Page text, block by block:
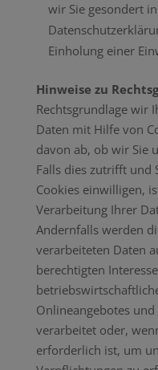
wir Sie gesondert
Einholung einer
Hinweise zu
Rechtsgrundlage wir
Daten mit Hilfe von
davon ab, ob wir Sie
Falls dies zutrifft und
Cookies einwilligen,
Verarbeitung Ihrer
Andernfalls werden
verarbeiteten Daten
berechtigten
Onlineangebotes und
verarbeitet oder,
erforderlich ist, um